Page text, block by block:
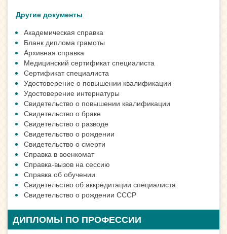
Другие документы
Академическая справка
Бланк диплома грамоты
Архивная справка
Медицинский сертификат специалиста
Сертификат специалиста
Удостоверение о повышении квалификации
Удостоверение интернатуры
Свидетельство о повышении квалификации
Свидетельство о браке
Свидетельство о разводе
Свидетельство о рождении
Свидетельство о смерти
Справка в военкомат
Справка-вызов на сессию
Справка об обучении
Свидетельство об аккредитации специалиста
Свидетельство о рождении СССР
ДИПЛОМЫ ПО ПРОФЕССИИ